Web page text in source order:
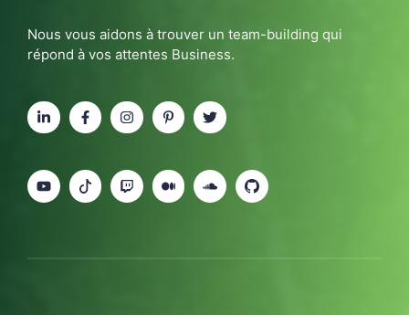
Nous vous aidons à trouver un team-building qui
répond à vos attentes Business.